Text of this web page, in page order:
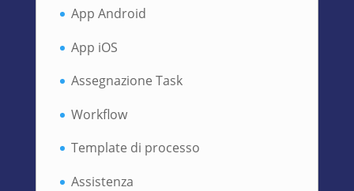
App Android
App iOS
Assegnazione Task
Workflow
Template di processo
Assistenza